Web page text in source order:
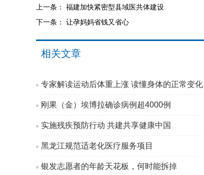
上一条： 福建加快紧密型县域医共体建设
下一条： 让孕妈妈省钱又省心
相关文章
专家解读运动后体重上涨 读懂身体的正常变化
刚果（金）埃博拉确诊病例超4000例
实施残疾预防行动 共建共享健康中国
黑龙江规范适老化医疗服务项目
银发志愿者的年龄天花板，何时能拆掉